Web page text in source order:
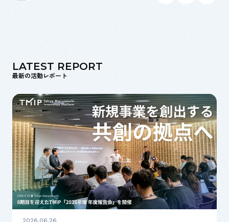
LATEST REPORT
最新の活動レポート
2026.06.26